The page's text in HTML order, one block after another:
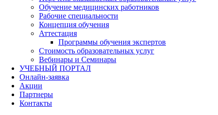
Обучение медицинских работников
Рабочие специальности
Концепция обучения
Аттестация
Программы обучения экспертов
Стоимость образовательных услуг
Вебинары и Семинары
УЧЕБНЫЙ ПОРТАЛ
Онлайн-заявка
Акции
Партнеры
Контакты